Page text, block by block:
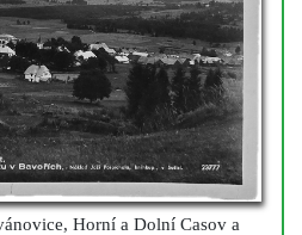
Horní a Dolní Casov a